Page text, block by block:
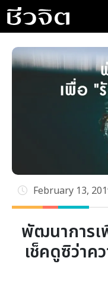
Skip
to
content
February 13,
พัฒนาการ
เช็คดูซิว่า